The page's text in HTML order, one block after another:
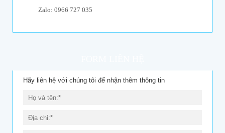
Zalo: 0966 727 035
Hãy liên hệ với chúng tôi để nhận thêm thông tin